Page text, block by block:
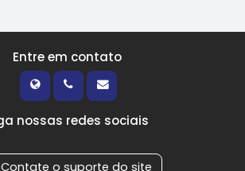
Entre em contato
nossas redes sociais
Contate o suporte do site